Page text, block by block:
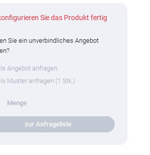
Sie das Produkt fertig
Sie ein unverbindliches Angebot
Angebot anfragen
Muster anfragen (1 Stk.)
zur Anfrageliste